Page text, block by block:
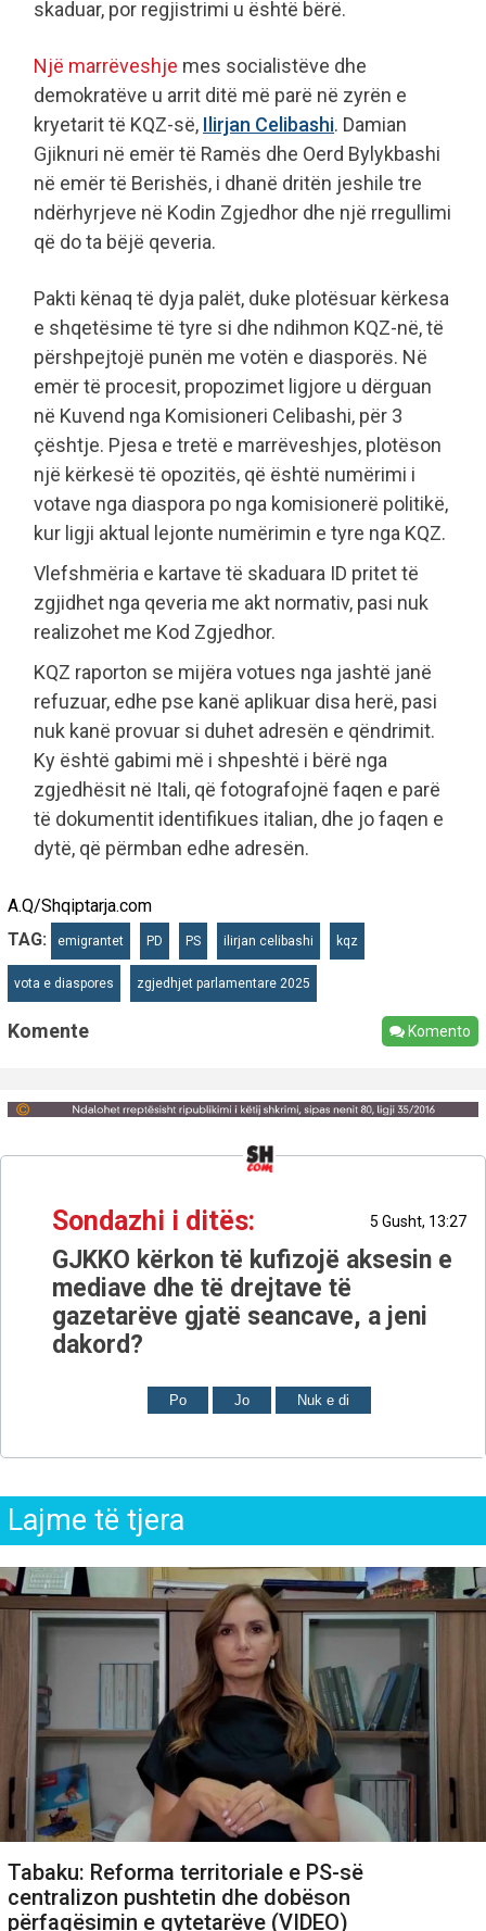
skaduar, por regjistrimi u është bërë.
Një marrëveshje mes socialistëve dhe
demokratëve u arrit ditë më parë në zyrën e
kryetarit të KQZ-së, Ilirjan Celibashi. Damian
Gjiknuri në emër të Ramës dhe Oerd Bylykbashi
në emër të Berishës, i dhanë dritën jeshile tre
ndërhyrjeve në Kodin Zgjedhor dhe një rregullimi
që do ta bëjë qeveria.
Pakti kënaq të dyja palët, duke plotësuar kërkesa
e shqetësime të tyre si dhe ndihmon KQZ-në, të
përshpejtojë punën me votën e diasporës. Në
emër të procesit, propozimet ligjore u dërguan
në Kuvend nga Komisioneri Celibashi, për 3
çështje. Pjesa e tretë e marrëveshjes, plotëson
një kërkesë të opozitës, që është numërimi i
votave nga diaspora po nga komisionerë politikë,
kur ligji aktual lejonte numërimin e tyre nga KQZ.
Vlefshmëria e kartave të skaduara ID pritet të
zgjidhet nga qeveria me akt normativ, pasi nuk
realizohet me Kod Zgjedhor.
KQZ raporton se mijëra votues nga jashtë janë
refuzuar, edhe pse kanë aplikuar disa herë, pasi
nuk kanë provuar si duhet adresën e qëndrimit.
Ky është gabimi më i shpeshtë i bërë nga
zgjedhësit në Itali, që fotografojnë faqen e parë
të dokumentit identifikues italian, dhe jo faqen e
dytë, që përmban edhe adresën.
A.Q/Shqiptarja.com
TAG:
emigrantet PD PS ilirjan celibashi kqz
vota e diaspores zgjedhjet parlamentare 2025
Komente Komento
Sondazhi i ditës: 5 Gusht, 13:27
GJKKO kërkon të kufizojë aksesin e
mediave dhe të drejtave të
gazetarëve gjatë seancave, a jeni
dakord?
Po Jo Nuk e di
Lajme të tjera
Tabaku: Reforma territoriale e PS-së
centralizon pushtetin dhe dobëson
përfaqësimin e qytetarëve (VIDEO)